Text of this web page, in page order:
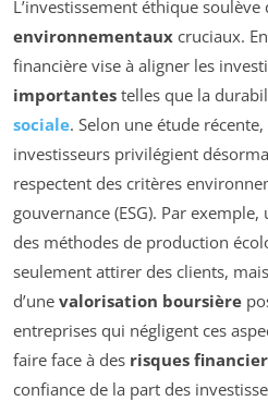
L’investissement éthique soulève
environnementaux cruciaux.
financière vise à aligner les
importantes telles que la
sociale. Selon une étude
investisseurs privilégient
respectent des critères
gouvernance (ESG). Par
des méthodes de production
seulement attirer des clients,
d’une valorisation boursière
entreprises qui négligent ces
faire face à des risques
confiance de la part des